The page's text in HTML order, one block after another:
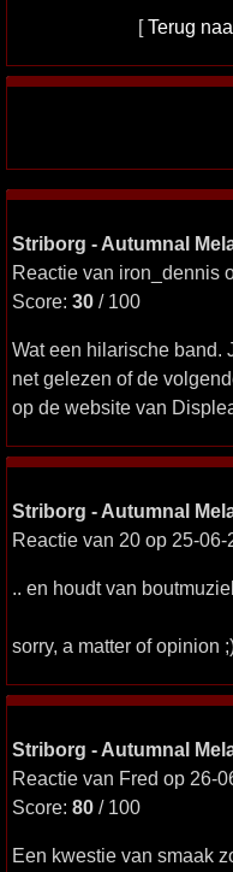
[Terug
Striborg - Autumnal
Reactie van iron_dennis
Score: 30 / 100
Wat een hilarische band.
net gelezen of de
op de website van
Striborg - Autumnal
Reactie van 20 op 25-
.. en houdt van
sorry, a matter of opinion
Striborg - Autumnal
Reactie van Fred op 26-
Score: 80 / 100
Een kwestie van smaak